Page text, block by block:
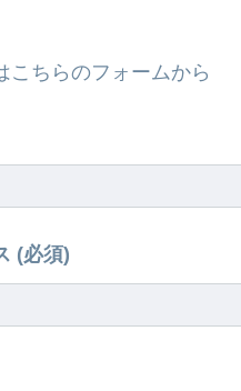
こちらのフォームから
(必須)